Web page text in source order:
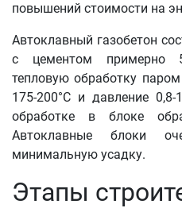
повышений стоимости на
Автоклавный газобетон
с цементом примерно
тепловую обработку
175-200°С и давление
обработке в блоке
Автоклавные блоки
минимальную усадку.
Этапы